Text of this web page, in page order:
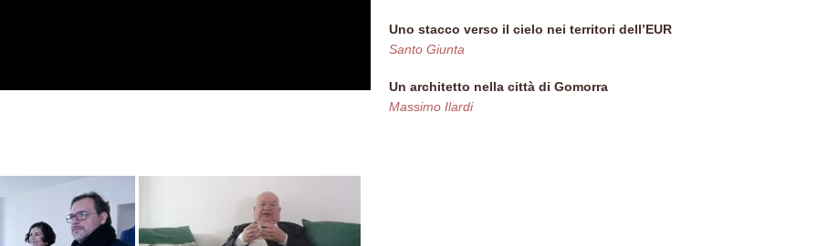
Uno stacco verso il cielo nei territori dell’EUR
Santo Giunta
Un architetto nella città di Gomorra
Massimo Ilardi